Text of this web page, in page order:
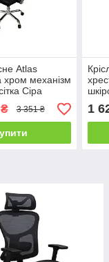
Atlas
хром механізм
Сіра
3 351 ₴
ТМ)
1